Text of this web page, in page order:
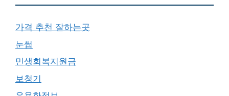
가격 추천 잘하는곳
눈썹
민생회복지원금
보청기